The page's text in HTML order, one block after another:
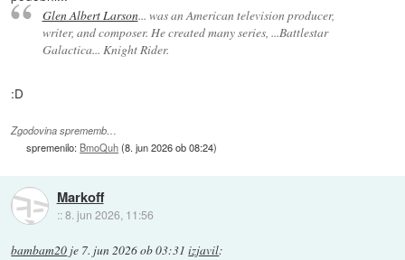
Glen Albert Larson... was an American television producer,
writer, and composer. He created many series, ...Battlestar
Galactica... Knight Rider.
:D
Zgodovina sprememb…
spremenilo: BmoQuh(8. jun 2026 ob 08:24)
Markoff
::8. jun 2026, 11:56
bambam20 je 7. jun 2026 ob 03:31 izjavil: